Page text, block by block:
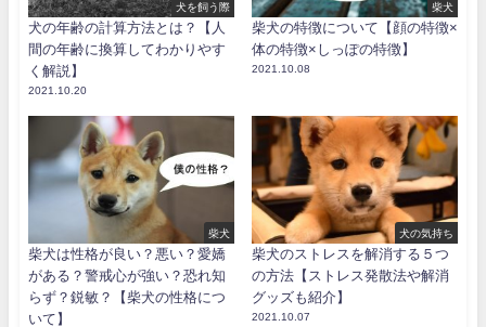
犬を飼う際
犬の年齢の計算方法とは？【人
間の年齢に換算してわかりやす
く解説】
2021.10.20
柴犬
柴犬の特徴について【顔の特徴×
体の特徴×しっぽの特徴】
2021.10.08
柴犬
柴犬は性格が良い？悪い？愛嬌
がある？警戒心が強い？恐れ知
らず？鋭敏？【柴犬の性格につ
いて】
犬の気持ち
柴犬のストレスを解消する５つ
の方法【ストレス発散法や解消
グッズも紹介】
2021.10.07